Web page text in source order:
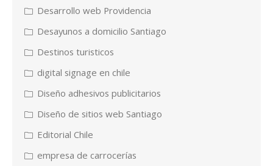
Desarrollo web Providencia
Desayunos a domicilio Santiago
Destinos turisticos
digital signage en chile
Diseño adhesivos publicitarios
Diseño de sitios web Santiago
Editorial Chile
empresa de carrocerías